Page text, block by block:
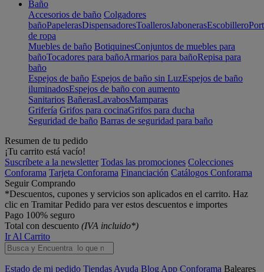
Baño
Accesorios de baño Colgadores
bañoPapelerasDispensadoresToallerosJabonerasEscobillero
de ropa
Muebles de baño BotiquinesConjuntos de muebles para
bañoTocadores para bañoArmarios para bañoRepisa para
baño
Espejos de baño Espejos de baño sin LuzEspejos de baño
iluminadosEspejos de baño con aumento
Sanitarios BañerasLavabosMamparas
Grifería Grifos para cocinaGrifos para ducha
Seguridad de baño Barras de seguridad para baño
Resumen de tu pedido
¡Tu carrito está vacío!
Suscríbete a la newsletter Todas las promociones Colecciones
Conforama Tarjeta Conforama Financiación Catálogos Conforama
Seguir Comprando
*Descuentos, cupones y servicios son aplicados en el carrito. Haz
clic en Tramitar Pedido para ver estos descuentos e importes
Pago 100% seguro
Total con descuento (IVA incluido*)
Ir Al Carrito
Estado de mi pedido Tiendas Ayuda Blog App Conforama Baleares